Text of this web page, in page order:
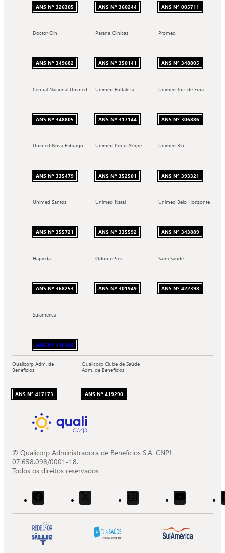
ANS Nº 326305 ANS Nº 360244 ANS Nº 005711
Doctor Clin
ANS Nº 349682
Paraná Clínicas
ANS Nº 350141
Promed
ANS Nº 348805
Central Nacional Unimed
ANS Nº 348805
Unimed Fortaleza
ANS Nº 317144
Unimed Juiz de Fora
ANS Nº 306886
Unimed Nova Friburgo
ANS Nº 335479
Unimed Porto Alegre
ANS Nº 352501
Unimed Rio
ANS Nº 393321
Unimed Santos
ANS Nº 355721
Unimed Natal
ANS Nº 335592
Unimed Belo Horizonte
ANS Nº 343889
Hapvida
ANS Nº 368253
OdontoPrev
ANS Nº 301949
Sami Saúde
ANS Nº 422398
Sulamerica
ANS Nº 416428
Qualicorp Adm. de
Benefícios
ANS Nº 417173
Qualicorp Clube de Saúde
Adm. de Benefícios
ANS Nº 419290
© Qualicorp Administradora de Benefícios S.A. CNPJ
07.658.098/0001-18.
Todos os direitos reservados
Acessar
o
Facebook
da
Quali.
Acessar
o
X
Quali.
Acessar
o
Instagram
Acessar
o
Youtube
Quali.